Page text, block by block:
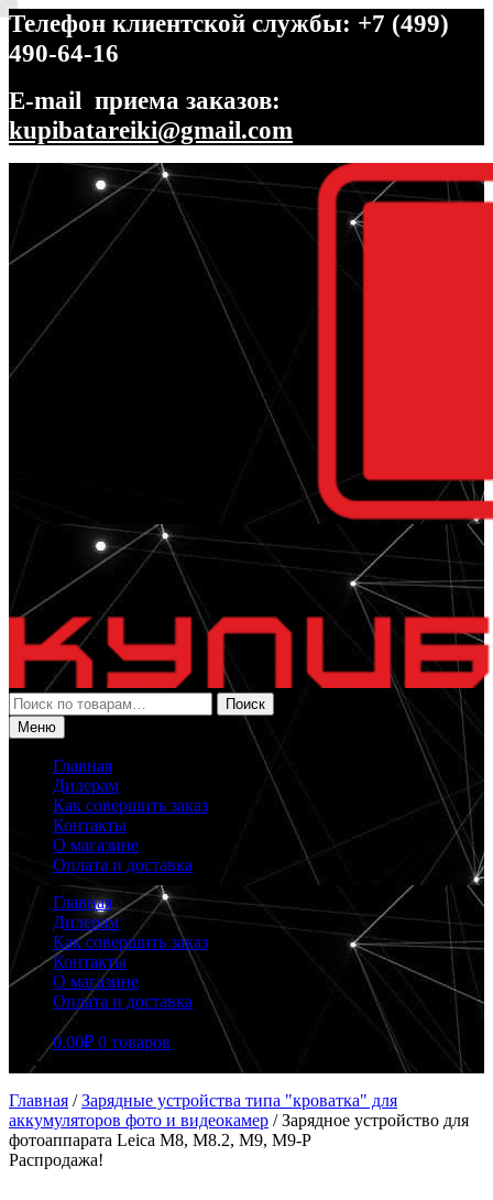
Телефон клиентской службы: +7 (499)
490-64-16
E-mail приема заказов:
kupibatareiki@gmail.com
Перейти
навигации
Перейти
содержимому
Искать:
Поиск
Меню
Главная
Дилерам
Как совершить заказ
Контакты
О магазине
Оплата и доставка
Главная
Дилерам
Как совершить заказ
Контакты
О магазине
Оплата и доставка
0.00₽ 0 товаров
Главная /Зарядные устройства типа "кроватка" для
аккумуляторов фото и видеокамер /Зарядное устройство для
фотоаппарата Leica M8, M8.2, M9, M9-P
Распродажа!